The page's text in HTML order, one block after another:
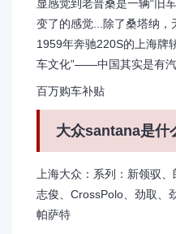
显感觉到老普桑是一辆“旧
变了的感觉...除了桑塔纳，
1959年奔驰220S的上海牌
车文化”——中国其实是有汽
百万购车补贴
大众santana是什
上海大众：系列：新领驭
志俊、CrossPolo、劲取、
帕萨特